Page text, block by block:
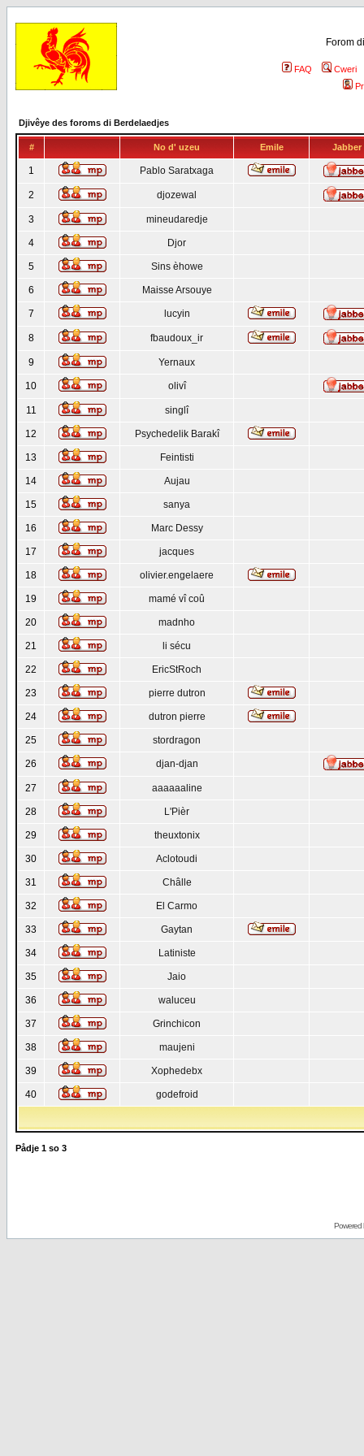
Forom
FAQ
Cweri
Djivêye des foroms di Berdelaedjes
# No d' uzeu Emile Jabber
1 Pablo Saratxaga
2 djozewal
3 mineudaredje
4 Djor
5 Sins èhowe
6 Maisse Arsouye
7 lucyin
8 fbaudoux_ir
9 Yernaux
10 olivî
11 singlî
12 Psychedelik Barakî
13 Feintisti
14 Aujau
15 sanya
16 Marc Dessy
17 jacques
18 olivier.engelaere
19 mamé vî coû
20 madnho
21 li sécu
22 EricStRoch
23 pierre dutron
24 dutron pierre
25 stordragon
26 djan-djan
27 aaaaaaline
28 L'Pièr
29 theuxtonix
30 Aclotoudi
31 Châlle
32 El Carmo
33 Gaytan
34 Latiniste
35 Jaio
36 waluceu
37 Grinchicon
38 maujeni
39 Xophedebx
40 godefroid
Pådje 1 so 3
Powered